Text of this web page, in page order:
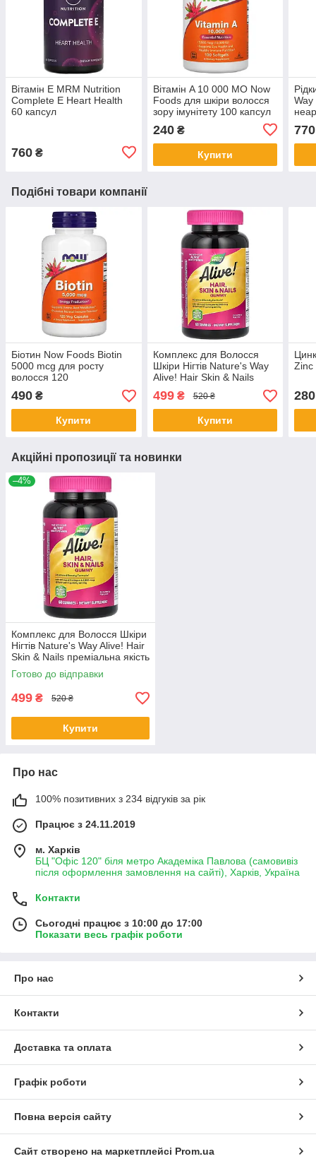
Вітамін Е MRM Nutrition
Complete E Heart Health
60 капсул
760 ₴
Вiтамiн A 10 000 МО Now
Foods для шкіри волосся
зору імунітету 100 капсул
240₴
Купити
770
Подібні товари компанії
Біотин Now Foods Biotin
5000 mcg для росту
волосся 120
вегетаріанських капсул
490 ₴
Купити
Комплекс для Волосся
Шкіри Нігтів Nature's Way
Alive! Hair Skin & Nails
преміальна якість 60
мармеладок
499₴ 520 ₴
Купити
Zinc
280
Акційні пропозиції та новинки
–4%
Комплекс для Волосся Шкіри
Нігтів Nature's Way Alive! Hair
Skin & Nails преміальна якість
60 мармеладок
Готово до відправки
499 ₴ 520 ₴
Купити
Про нас
100% позитивних з 234 відгуків за рік
Працює з 24.11.2019
м. Харків
БЦ "Офіс 120" біля метро Академіка Павлова (самовивіз
після оформлення замовлення на сайті), Харків, Україна
Контакти
Сьогодні працює з 10:00 до 17:00
Показати весь графік роботи
Про нас
Контакти
Доставка та оплата
Графік роботи
Повна версія сайту
Сайт створено на маркетплейсі Prom.ua